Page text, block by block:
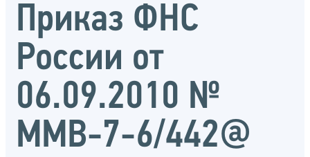
Приказ ФНС
России от
06.09.2010 №
ММВ-7-6/442@